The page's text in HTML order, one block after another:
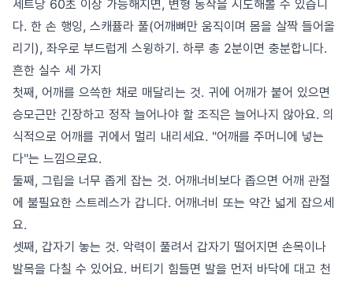
세트당 60초 이상 가능해지면, 변형 동작을 시도해볼 수 있습니
다. 한 손 행잉, 스캐퓰라 풀(어깨뼈만 움직이며 몸을 살짝 들어올
리기), 좌우로 부드럽게 스윙하기. 하루 총 2분이면 충분합니다.
흔한 실수 세 가지
첫째, 어깨를 으쓱한 채로 매달리는 것. 귀에 어깨가 붙어 있으면
승모근만 긴장하고 정작 늘어나야 할 조직은 늘어나지 않아요. 의
식적으로 어깨를 귀에서 멀리 내리세요. "어깨를 주머니에 넣는
다"는 느낌으로요.
둘째, 그립을 너무 좁게 잡는 것. 어깨너비보다 좁으면 어깨 관절
에 불필요한 스트레스가 갑니다. 어깨너비 또는 약간 넓게 잡으세
요.
셋째, 갑자기 놓는 것. 악력이 풀려서 갑자기 떨어지면 손목이나
발목을 다칠 수 있어요. 버티기 힘들면 발을 먼저 바닥에 대고 천